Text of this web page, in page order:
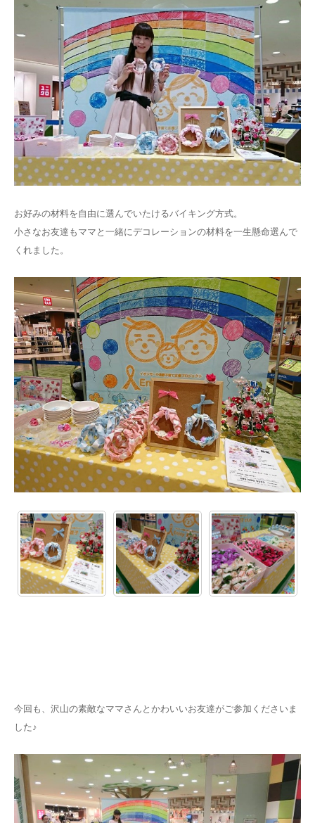
お好みの材料を自由に選んでいたけるバイキング方式。
小さなお友達もママと一緒にデコレーションの材料を一生懸命選んで
くれました。
今回も、沢山の素敵なママさんとかわいいお友達がご参加くださいま
した♪